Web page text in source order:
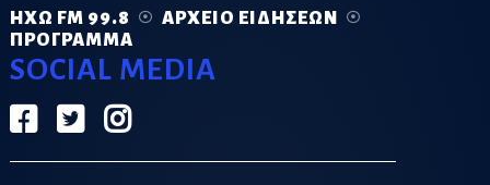
ΗΧΏ FM 99.8
ΑΡΧΕΊΟ ΕΙΔΉΣΕΩΝ
ΠΡΌΓΡΑΜΜΑ
SOCIAL MEDIA